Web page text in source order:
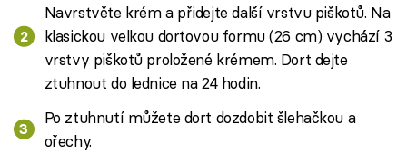
Navrstvěte krém a přidejte další vrstvu piškotů. Na
klasickou velkou dortovou formu (26 cm) vychází 3
vrstvy piškotů proložené krémem. Dort dejte
ztuhnout do lednice na 24 hodin.
Po ztuhnutí můžete dort dozdobit šlehačkou a
ořechy.